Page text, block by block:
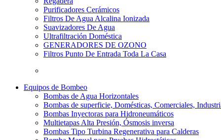
Purificadores Cerámicos
Filtros De Agua Alcalina Ionizada
Suavizadores De Agua
Ultrafiltración Doméstica
GENERADORES DE OZONO
Filtros Punto De Entrada Toda La Casa
Equipos de Bombeo
Bombas de Agua Horizontales
Bombas de superficie, Domésticas, Comerciales,
Bombas Inyectoras para Hidroneumáticos
Multietapas Alta Presión, Ósmosis inversa
Bombas Tipo Turbina Regenerativa para Calderas